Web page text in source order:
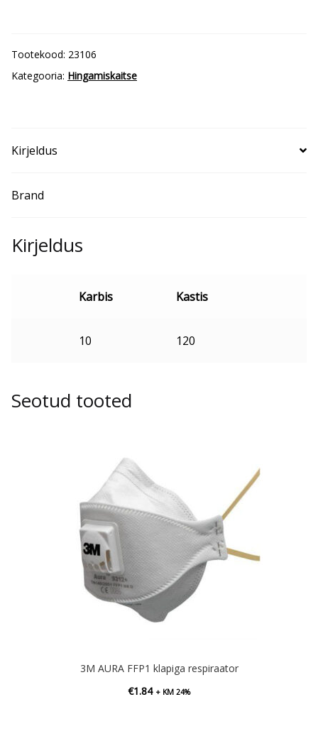
Tootekood: 23106
Kategooria: Hingamiskaitse
Kirjeldus
Brand
Kirjeldus
Karbis Kastis
10 120
Seotud tooted
3M AURA FFP1 klapiga respiraator
€1.84 + KM 24%